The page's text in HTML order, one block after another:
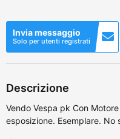
Invia messaggio
Solo per utenti registrati
Descrizione
Vendo Vespa pk Con
esposizione. Esemplare.